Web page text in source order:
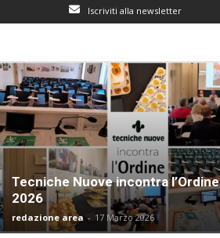
Iscriviti alla newsletter
Tecniche Nuove incontra l’Ordine
2026
redazione area - 17 Marzo 2026